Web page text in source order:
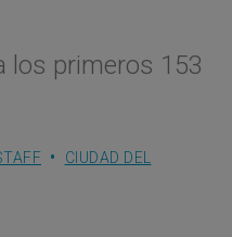
los primeros 153
CIUDAD DEL